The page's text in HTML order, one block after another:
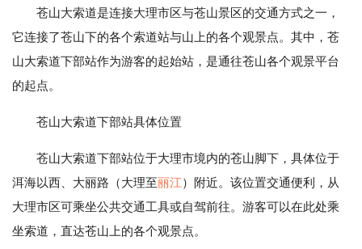
苍山大索道是连接大理市区与苍山景区的交通方式之一，
它连接了苍山下的各个索道站与山上的各个观景点。其中，苍
山大索道下部站作为游客的起始站，是通往苍山各个观景平台
的起点。
苍山大索道下部站具体位置
苍山大索道下部站位于大理市境内的苍山脚下，具体位于
洱海以西、大丽路（大理至丽江）附近。该位置交通便利，从
大理市区可乘坐公共交通工具或自驾前往。游客可以在此处乘
坐索道，直达苍山上的各个观景点。